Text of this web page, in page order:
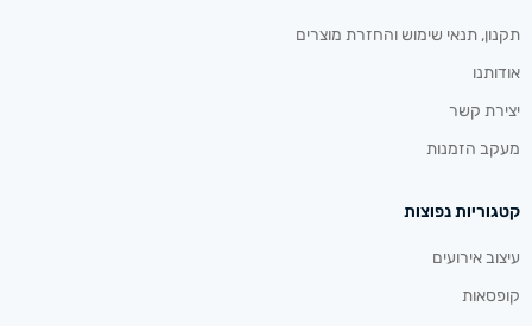
תקנון, תנאי שימוש והחזרת מוצרים
אודותנו
יצירת קשר
מעקב הזמנות
קטגוריות נפוצות
עיצוב אירועים
קופסאות